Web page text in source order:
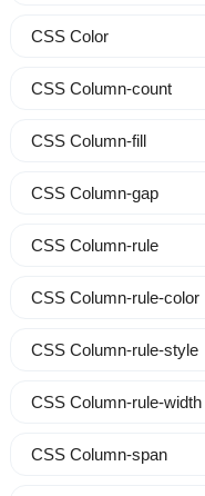
CSS Color
CSS Column-count
CSS Column-fill
CSS Column-gap
CSS Column-rule
CSS Column-rule-color
CSS Column-rule-style
CSS Column-rule-width
CSS Column-span